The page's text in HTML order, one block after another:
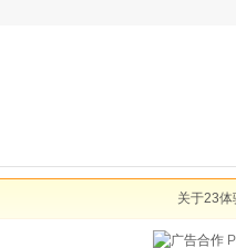
关于23体